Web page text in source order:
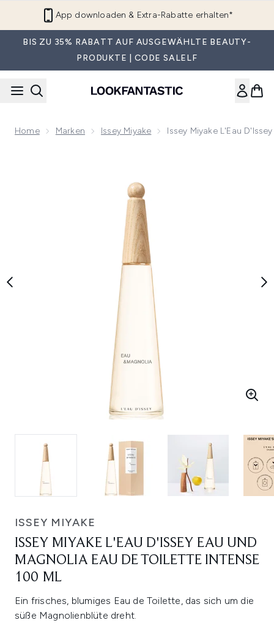
App downloaden & Extra-Rabatte erhalten*
BIS ZU 35% RABATT AUF AUSGEWÄHLTE BEAUTY-
PRODUKTE | CODE SALELF
Home Marken Issey Miyake Issey Miyake L'Eau
ISSEY MIYAKE
ISSEY MIYAKE L'EAU D'ISSEY EAU UND
MAGNOLIA EAU DE TOILETTE INTENSE
100 ML
Ein frisches, blumiges Eau de Toilette, das sich um die
süße Magnolienblüte dreht.